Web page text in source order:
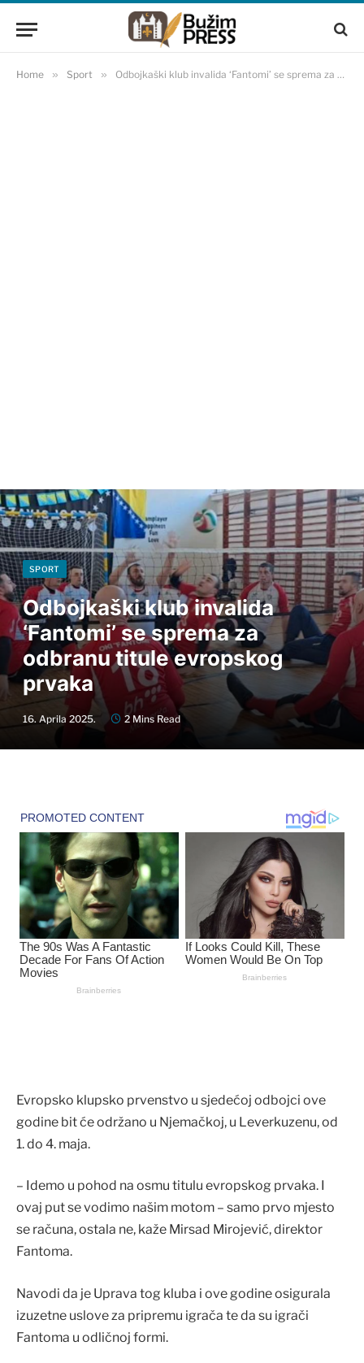
Home » Sport » Odbojkaški klub invalida ‘Fantomi’ se sprema za odbranu titule evropskog prvaka
SPORT
Odbojkaški klub invalida
‘Fantomi’ se sprema za
odbranu titule evropskog
prvaka
16. Aprila 2025. 2 Mins Read
Evropsko klupsko prvenstvo u sjedećoj odbojci ove
godine bit će održano u Njemačkoj, u Leverkuzenu, od
1. do 4. maja.
– Idemo u pohod na osmu titulu evropskog prvaka. I
ovaj put se vodimo našim motom – samo prvo mjesto
se računa, ostala ne, kaže Mirsad Mirojević, direktor
Fantoma.
Navodi da je Uprava tog kluba i ove godine osigurala
izuzetne uslove za pripremu igrača te da su igrači
Fantoma u odličnoj formi.